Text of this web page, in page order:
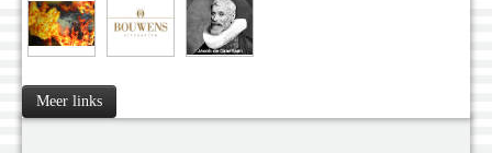
Meer links